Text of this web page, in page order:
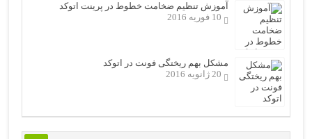
آموزش تنظیم ضخامت خطوط در پرینت اتوکد
10 فوریه 2016
مشکل بهم ریختگی فونت در اتوکد
20 ژانویه 2016